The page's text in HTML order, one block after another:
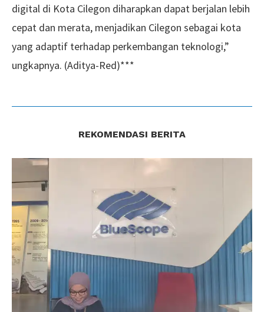
digital di Kota Cilegon diharapkan dapat berjalan lebih
cepat dan merata, menjadikan Cilegon sebagai kota
yang adaptif terhadap perkembangan teknologi,”
ungkapnya. (Aditya-Red)***
REKOMENDASI BERITA